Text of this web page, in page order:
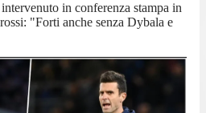
in conferenza stampa in
"Forti anche senza Dybala e